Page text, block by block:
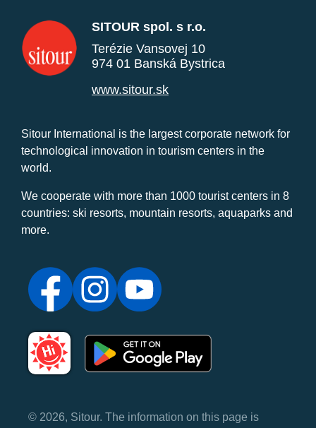
SITOUR spol. s r.o.
Terézie Vansovej 10
974 01 Banská Bystrica
www.sitour.sk
Sitour International is the largest corporate network for
technological innovation in tourism centers in the
world.
We cooperate with more than 1000 tourist centers in 8
countries: ski resorts, mountain resorts, aquaparks and
more.
© 2026, Sitour. The information on this page is